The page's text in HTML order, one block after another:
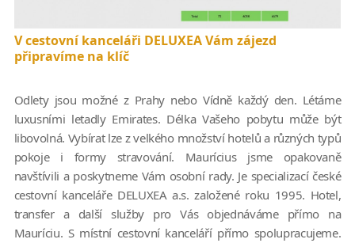
V cestovní kanceláři DELUXEA Vám zájezd
připravíme na klíč
Odlety jsou možné z Prahy nebo Vídně každý den. Létáme
luxusními letadly Emirates. Délka Vašeho pobytu může být
libovolná. Vybírat lze z velkého množství hotelů a různých typů
pokoje i formy stravování. Maurícius jsme opakovaně
navštívili a poskytneme Vám osobní rady. Je specializací české
cestovní kanceláře DELUXEA a.s. založené roku 1995. Hotel,
transfer a další služby pro Vás objednáváme přímo na
Mauríciu. S místní cestovní kanceláří přímo spolupracujeme.